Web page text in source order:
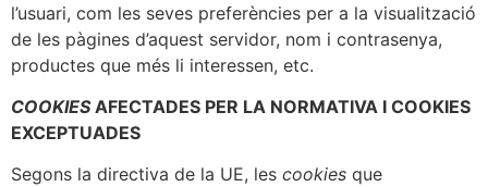
l’usuari, com les seves preferències per a la visualització
de les pàgines d’aquest servidor, nom i contrasenya,
productes que més li interessen, etc.
COOKIESAFECTADES PER LA NORMATIVA I COOKIES
EXCEPTUADES
Segons la directiva de la UE, les cookies que